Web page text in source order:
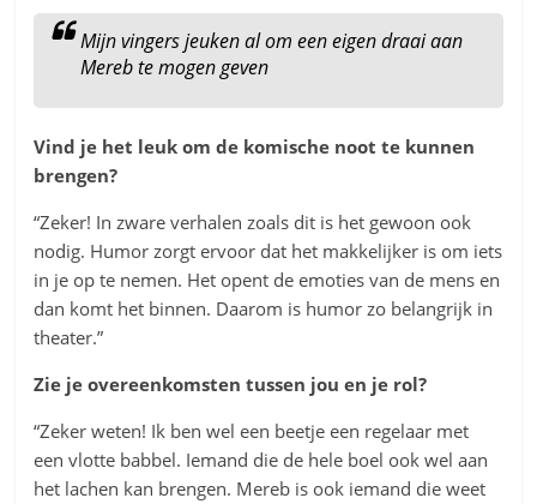
Mijn vingers jeuken al om een eigen draai aan
Mereb te mogen geven
Vind je het leuk om de komische noot te kunnen
brengen?
“Zeker! In zware verhalen zoals dit is het gewoon ook
nodig. Humor zorgt ervoor dat het makkelijker is om iets
in je op te nemen. Het opent de emoties van de mens en
dan komt het binnen. Daarom is humor zo belangrijk in
theater.”
Zie je overeenkomsten tussen jou en je rol?
“Zeker weten! Ik ben wel een beetje een regelaar met
een vlotte babbel. Iemand die de hele boel ook wel aan
het lachen kan brengen. Mereb is ook iemand die weet